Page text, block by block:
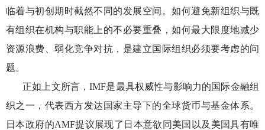
临着与初创期时截然不同的发展空间。如何避免新组织与既
有组织在机构与职能上的不必要重叠，如何最大限度地减少
资源浪费、弱化竞争对抗，是建立国际组织必须要考虑的问
题。
正如上文所言，IMF是最具权威性与影响力的国际金融组
织之一，代表西方发达国家主导下的全球货币与基金体系。
日本政府的AMF提议展现了日本意欲同美国以及美国具有唯